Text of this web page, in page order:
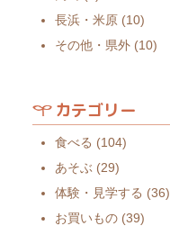
長浜・米原(10)
その他・県外(10)
カテゴリー
食べる (104)
あそぶ (29)
体験・見学する (36)
お買いもの(39)